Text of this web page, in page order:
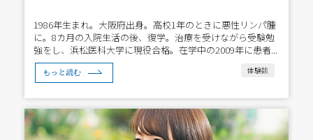
1986年生まれ。大阪府出身。高校1年のときに悪性リンパ腫
に。8カ月の入院生活の後、復学。治療を受けながら受験勉
強をし、浜松医科大学に現役合格。在学中の2009年に患者...
もっと読む 体験談